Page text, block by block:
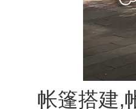
帐篷搭建,